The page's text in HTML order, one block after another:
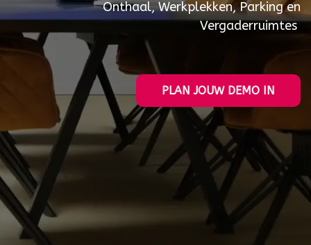
Onthaal,Werkplekken,Parkingen
Vergaderruimtes
PLAN JOUW DEMO IN